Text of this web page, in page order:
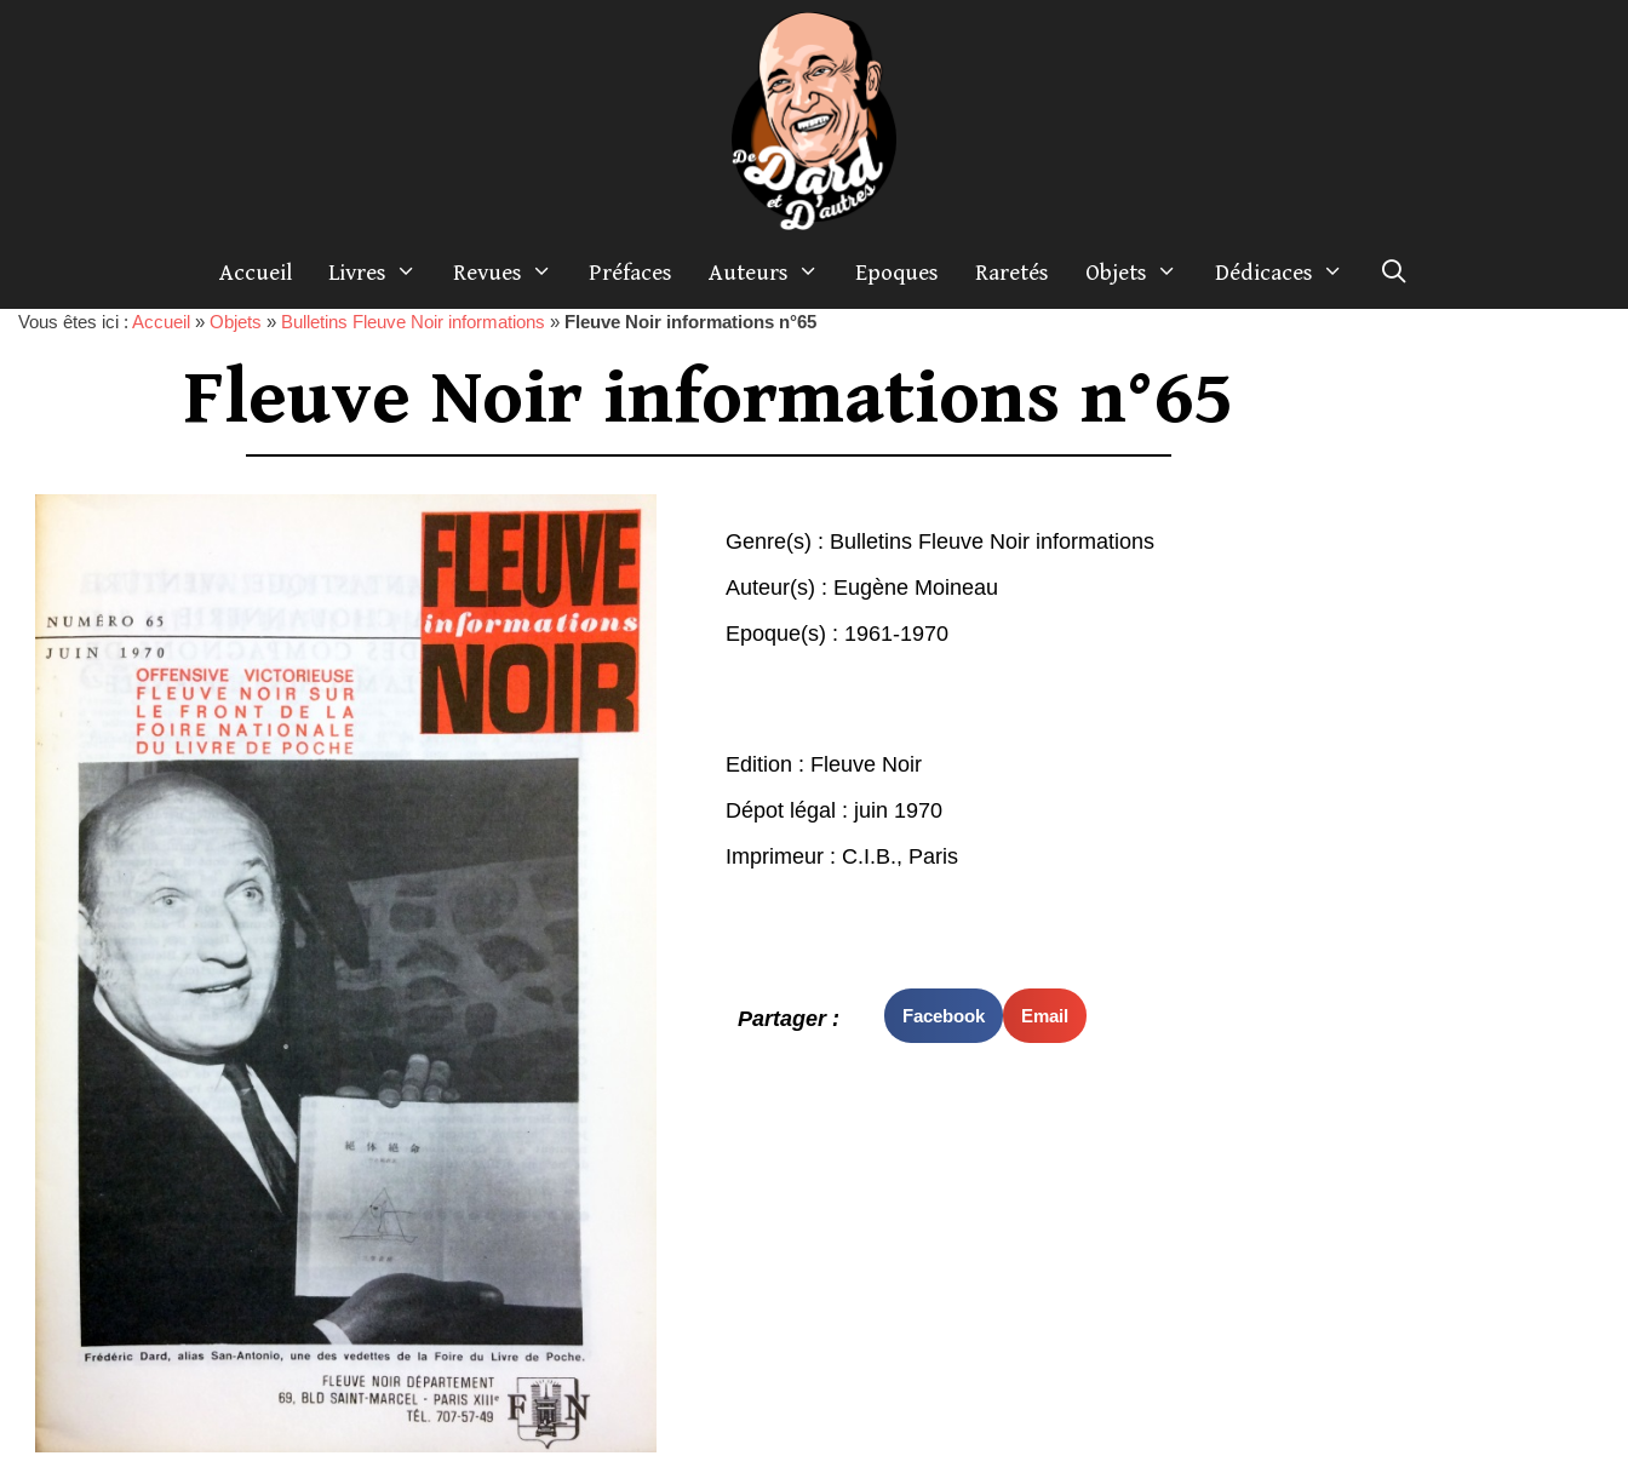
Accueil Livres Revues Préfaces Auteurs Epoques Raretés Objets Dédicaces
Vous êtes ici : Accueil » Objets » Bulletins Fleuve Noir informations » Fleuve Noir informations n°65
Fleuve Noir informations n°65
Genre(s) : Bulletins Fleuve Noir informations
Auteur(s) : Eugène Moineau
Epoque(s) : 1961-1970
Edition : Fleuve Noir
Dépot légal : juin 1970
Imprimeur : C.I.B., Paris
Partager : Facebook Email